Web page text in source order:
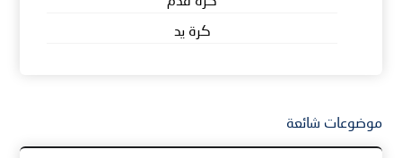
كرة يد
موضوعات شائعة